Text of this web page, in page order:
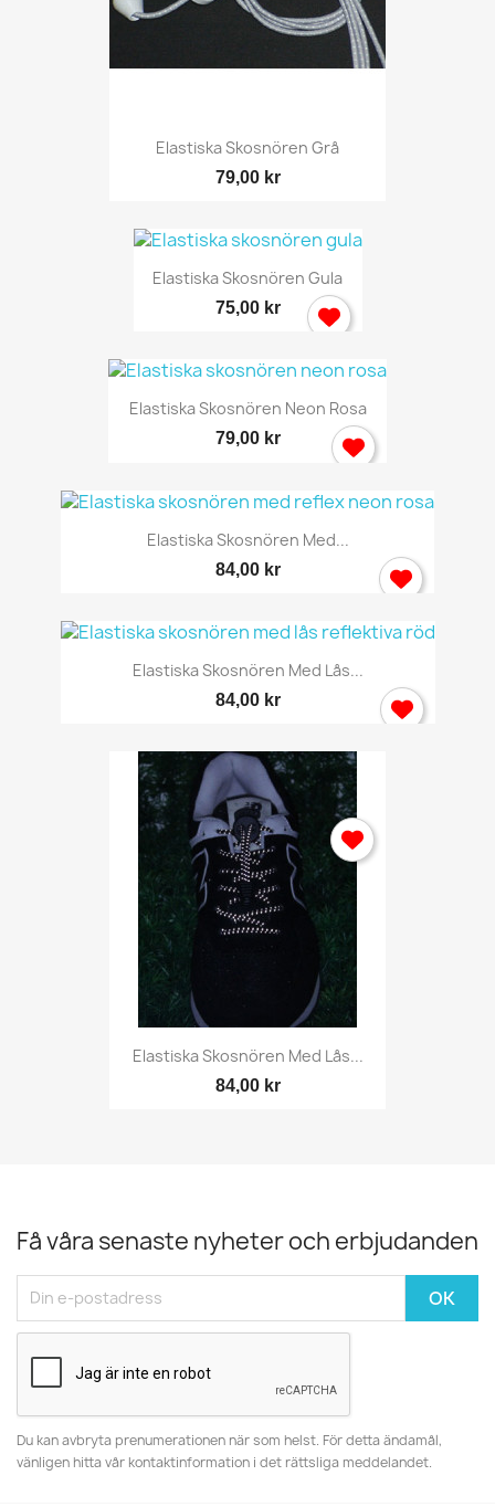
Elastiska Skosnören Grå
79,00 kr
Elastiska Skosnören Gula
75,00 kr
Elastiska Skosnören Neon Rosa
79,00 kr
Elastiska Skosnören Med...
84,00 kr
Elastiska Skosnören Med Lås...
84,00 kr
Elastiska Skosnören Med Lås...
84,00 kr
Få våra senaste nyheter och erbjudanden
Du kan avbryta prenumerationen när som helst. För detta ändamål,
vänligen hitta vår kontaktinformation i det rättsliga meddelandet.